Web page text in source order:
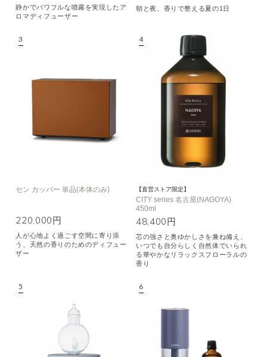
静かでパワフルな噴霧を実現したア
ロマディフューザー
朝と夜、香りで整える夏の1日
セン カッパー 単品(本体のみ)
220,000円
人が心地よく過ごす空間に寄り添
う、天然の香りのためのディフュー
ザー
【直営ストア限定】
CITY series 名古屋(NAGOYA)
450ml
48,400円
芯の強さと奥ゆかしさを兼ね備え、
いつでも自分らしく自然体でいられ
る華やかなリラックスフローラルの
香り